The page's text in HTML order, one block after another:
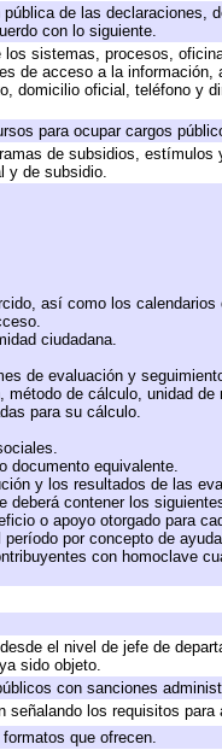
de las
con lo siguiente.
sistemas, procesos,
de acceso a la
domicilio oficial, teléfono y
para ocupar cargos
de subsidios,
y de subsidio.
así como los
ciudadana.
de evaluación y
método de cálculo, unidad
para su cálculo.
documento equivalente.
y los resultados de las
deberá contener los
o apoyo otorgado para
por concepto de
con homoclave
el nivel de jefe de
sido objeto.
con sanciones
los requisitos para
que ofrecen.